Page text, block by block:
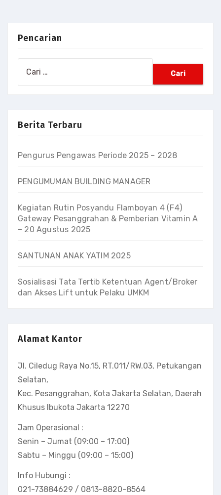
Pencarian
Berita Terbaru
Pengurus Pengawas Periode 2025 – 2028
PENGUMUMAN BUILDING MANAGER
Kegiatan Rutin Posyandu Flamboyan 4 (F4)
Gateway Pesanggrahan & Pemberian Vitamin A
– 20 Agustus 2025
SANTUNAN ANAK YATIM 2025
Sosialisasi Tata Tertib Ketentuan Agent/Broker
dan Akses Lift untuk Pelaku UMKM
Alamat Kantor
Jl. Ciledug Raya No.15, RT.011/RW.03, Petukangan
Selatan,
Kec. Pesanggrahan, Kota Jakarta Selatan, Daerah
Khusus Ibukota Jakarta 12270
Jam Operasional :
Senin – Jumat (09:00 – 17:00)
Sabtu – Minggu (09:00 – 15:00)
Info Hubungi :
021-73884629 / 0813-8820-8564